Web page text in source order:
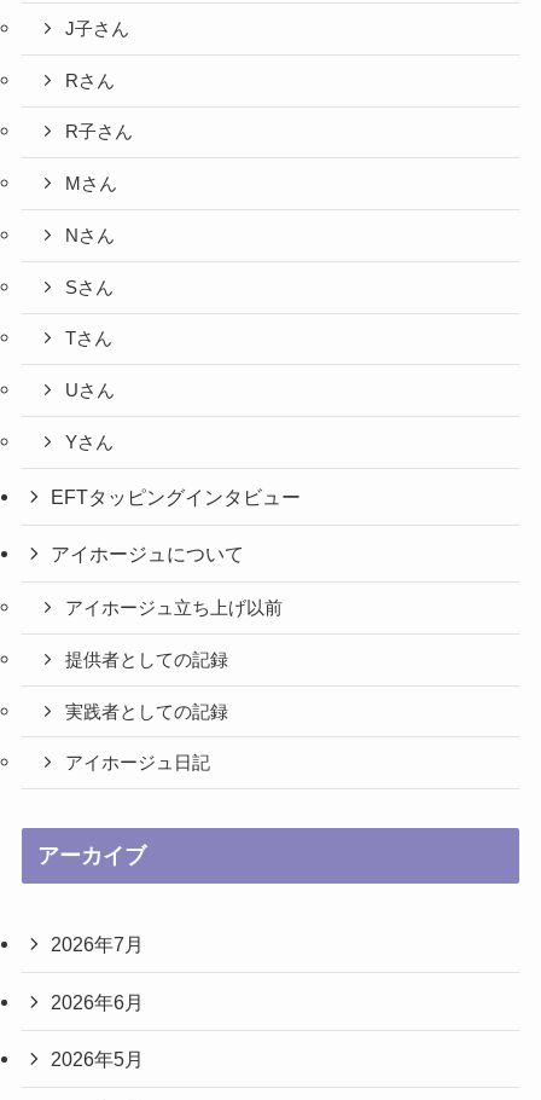
J子さん
Rさん
R子さん
Mさん
Nさん
Sさん
Tさん
Uさん
Yさん
EFTタッピングインタビュー
アイホージュについて
アイホージュ立ち上げ以前
提供者としての記録
実践者としての記録
アイホージュ日記
アーカイブ
2026年7月
2026年6月
2026年5月